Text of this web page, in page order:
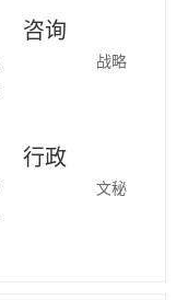
咨询
战略
行政
文秘